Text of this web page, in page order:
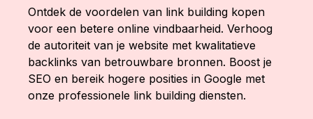
Ontdek de voordelen van link building kopen
voor een betere online vindbaarheid. Verhoog
de autoriteit van je website met kwalitatieve
backlinks van betrouwbare bronnen. Boost je
SEO en bereik hogere posities in Google met
onze professionele link building diensten.